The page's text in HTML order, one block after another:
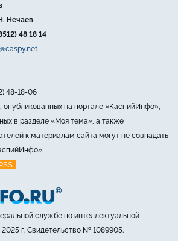
Нечаев
48 18 14
48-18-06
опубликованных на портале «КаспийИнфо»,
в разделе «Моя тема», а также
к материалам сайта могут не совпадать
службе по интеллектуальной
г. Свидетельство № 1089905.